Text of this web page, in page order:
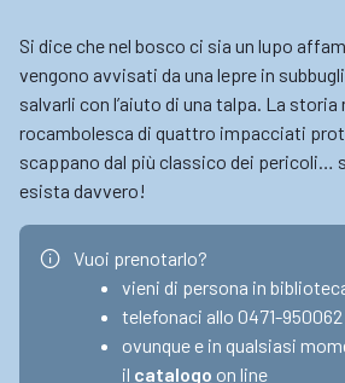
Si dice che nel bosco ci sia un lupo
vengono avvisati da una lepre in
salvarli con l’aiuto di una talpa. La storia
rocambolesca di quattro impacciati
scappano dal più classico dei pericoli…
esista davvero!
Vuoi prenotarlo?
vieni di persona in
telefonaci allo 0471-950062
ovunque e in qualsiasi
il catalogo on line